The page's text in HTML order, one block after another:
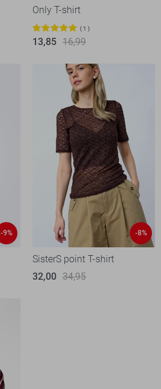
Only T-shirt
1
13,85 16,99
-9% -8%
SisterS point T-shirt
32,00 34,95